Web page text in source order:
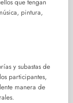
que tengan
pintura,
y subastas de
participantes,
manera de